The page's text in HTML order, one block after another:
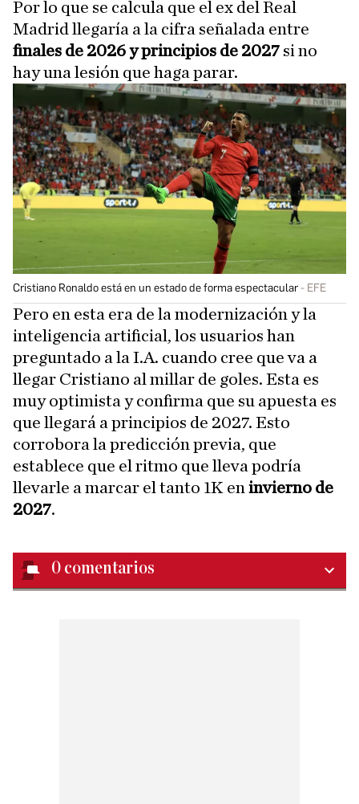
Por lo que se calcula que el ex del Real
Madrid llegaría a la cifra señalada entre
finales de 2026 y principios de 2027 si no
hay una lesión que haga parar.
Cristiano Ronaldo está en un estado de forma espectacular EFE
Pero en esta era de la modernización y la
inteligencia artificial, los usuarios han
preguntado a la I.A. cuando cree que va a
llegar Cristiano al millar de goles. Esta es
muy optimista y confirma que su apuesta es
que llegará a principios de 2027. Esto
corrobora la predicción previa, que
establece que el ritmo que lleva podría
llevarle a marcar el tanto 1K en invierno de
2027.
0 comentarios